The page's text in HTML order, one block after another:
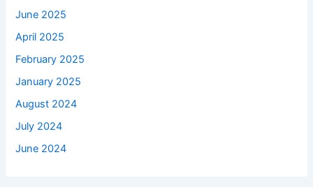
June 2025
April 2025
February 2025
January 2025
August 2024
July 2024
June 2024